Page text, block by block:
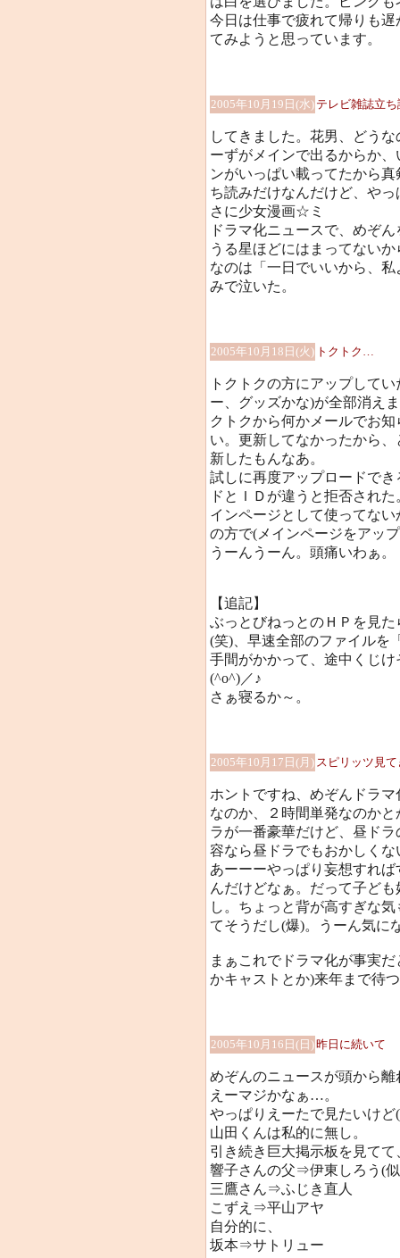
今日は仕事で疲れて帰りも
てみようと思っています。
2005年10月19日(水) テレビ雑誌立ち
してきました。花男、どう
ーずがメインで出るからか
ンがいっぱい載ってたから
ち読みだけなんだけど、や
さに少女漫画☆ミ
ドラマ化ニュースで、めぞ
うる星ほどにはまってない
なのは「一日でいいから、
みで泣いた。
2005年10月18日(火) トクトク…
トクトクの方にアップして
ー、グッズかな)が全部消え
クトクから何かメールでお
い。更新してなかったから
新したもんなあ。
試しに再度アップロードで
ドとＩＤが違うと拒否され
インページとして使ってな
の方で(メインページをアッ
うーんうーん。頭痛いわぁ。
【追記】
ぶっとびねっとのＨＰを見
(笑)、早速全部のファイルを
手間がかかって、途中くじ
(^o^)／♪
さぁ寝るか～。
2005年10月17日(月) スピリッツ見て
ホントですね、めぞんドラ
なのか、２時間単発なのか
ラが一番豪華だけど、昼ド
容なら昼ドラでもおかしくな
あーーーやっぱり妄想すれ
んだけどなぁ。だって子ど
し。ちょっと背が高すぎな
てそうだし(爆)。うーん気に
まぁこれでドラマ化が事実
かキャストとか)来年まで待
2005年10月16日(日)昨日に続いて
めぞんのニュースが頭から
えーマジかなぁ…。
やっぱりえーたで見たいけ
山田くんは私的に無し。
引き続き巨大掲示板を見て
響子さんの父⇒伊東しろう(
三鷹さん⇒ふじき直人
こずえ⇒平山アヤ
自分的に、
坂本⇒サトリュー